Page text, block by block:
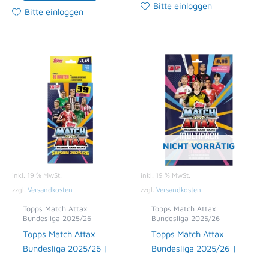
Bitte einloggen
Bitte einloggen
inkl. 19 % MwSt.
zzgl. Versandkosten
Topps Match Attax
Bundesliga 2025/26
Topps Match Attax
Bundesliga 2025/26 |
NICHT VORRÄTIG
inkl. 19 % MwSt.
zzgl. Versandkosten
Topps Match Attax
Bundesliga 2025/26
Topps Match Attax
Bundesliga 2025/26 |